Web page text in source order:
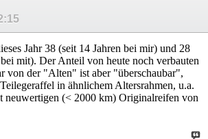
Jahr 38 (seit 14 Jahren bei mir) und 28
mit). Der Anteil von heute noch verbauten
von der "Alten" ist aber "überschaubar",
in ähnlichem Altersrahmen, u.a.
neuwertigen (< 2000 km) Originalreifen von